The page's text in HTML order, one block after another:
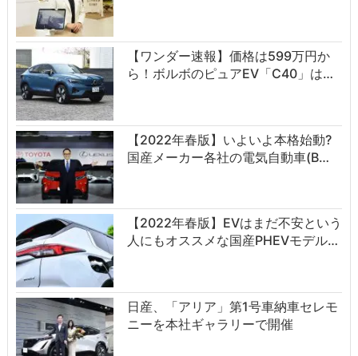
【ワンダー速報】価格は599万円か
ら！ボルボのピュアEV「C40」は…
【2022年春版】いよいよ本格始動?
国産メーカー各社の電気自動車(B…
【2022年春版】EVはまだ不安という
人にもオススメな国産PHEVモデル…
日産、「アリア」第1号車納車セレモ
ニーを本社ギャラリーで開催